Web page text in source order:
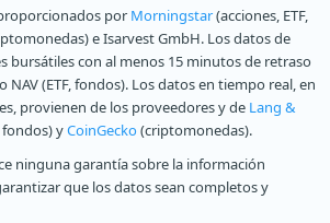
por Morningstar(acciones, ETF,
e Isarvest GmbH. Los datos de
bursátiles con al menos 15 minutos de retraso
NAV (ETF, fondos). Los datos en tiempo real, en
provienen de los proveedores y de Lang &
fondos) yCoinGecko(criptomonedas).
ninguna garantía sobre la información
que los datos sean completos y